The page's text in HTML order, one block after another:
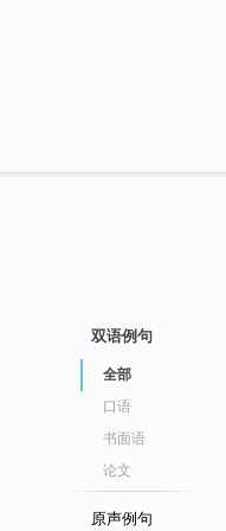
双语例句
全部
口语
书面语
论文
原声例句